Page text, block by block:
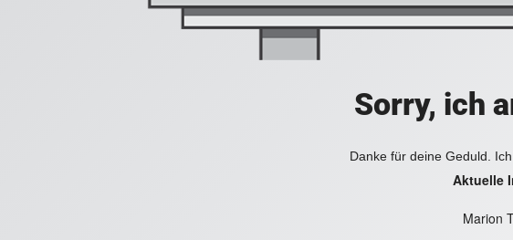
Sorry, ich
Danke für deine Geduld.
Aktuelle
Marion